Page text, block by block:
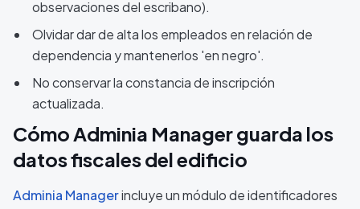
observaciones del escribano).
Olvidar dar de alta los empleados en relación de
dependencia y mantenerlos 'en negro'.
No conservar la constancia de inscripción
actualizada.
Cómo Adminia Manager guarda los
datos fiscales del edificio
Adminia Managerincluye un módulo de identificadores